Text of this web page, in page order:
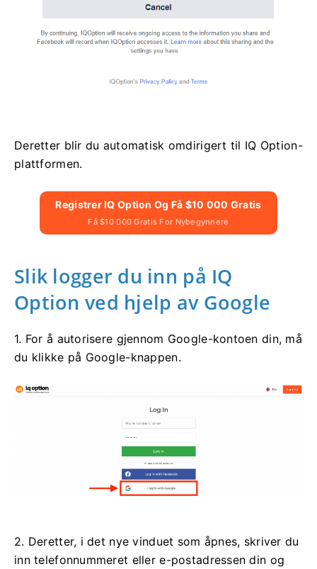
Deretter blir du automatisk omdirigert til IQ Option-
plattformen.
Registrer IQ Option Og Få $10 000 Gratis
Få $10 000 Gratis For Nybegynnere
Slik logger du inn på IQ
Option ved hjelp av Google
1. For å autorisere gjennom Google-kontoen din, må
du klikke på Google-knappen.
2. Deretter, i det nye vinduet som åpnes, skriver du
inn telefonnummeret eller e-postadressen din og